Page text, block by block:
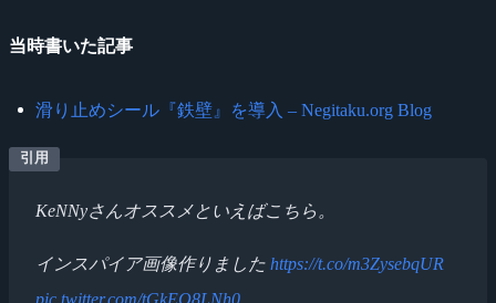
当時書いた記事
滑り止めシール『鉄壁』を導入 – Negitaku.org Blog
KeNNyさんオススメといえばこちら。
インスパイア画像作りました https://t.co/m3ZysebqUR
pic.twitter.com/tGkEQ8LNh0